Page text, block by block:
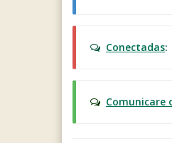
Conectadas:
Comunicare